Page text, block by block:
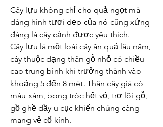
Cây lựu không chỉ cho quả ngọt mà
dáng hình tươi đẹp của nó cũng xứng
đáng là cây cảnh được yêu thích.
Cây lựu là một loài cây ăn quả lâu năm,
cây thuộc dạng thân gỗ nhỏ có chiều
cao trung bình khi trưởng thành vào
khoảng 5 đến 8 mét. Thân cây già có
màu xám, bong tróc hết vỏ, trơ lõi gỗ,
gồ ghề đầy u cục khiến chúng càng
mang vẻ cổ kính.